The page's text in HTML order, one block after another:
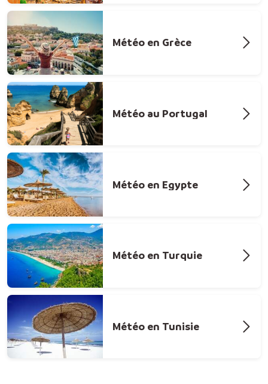
Météo en Grèce
Météo au Portugal
Météo en Egypte
Météo en Turquie
Météo en Tunisie